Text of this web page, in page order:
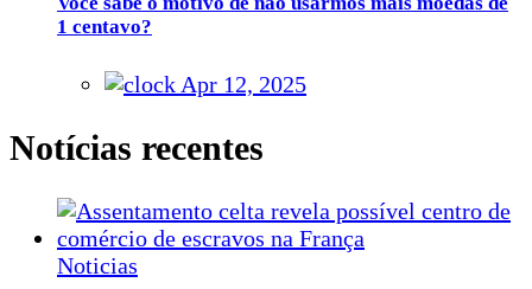
1 centavo?
Apr 12, 2025
Notícias recentes
Noticias